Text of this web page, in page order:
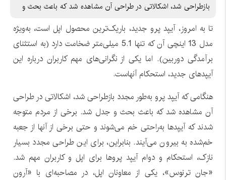
بازطراحی شد، اشکالاتی در طراحی آن مشاهده شد که باعث بحث و
تا به امروز، آیپد پرو جدید، باریک‌ترین محصول اپل است، به‌ویژه
مدل 13 اینچی آن که تنها 5.1 میلی‌متر ضخامت دارد (به استثنای
برآمدگی دوربین). اما یکی از نگرانی‌های مهم کاربران درباره این
آیپدهای جدید، استحکام آنهاست.
هنگامی که آیپد پرو به‌طور مجدد بازطراحی شد، اشکالاتی در طراحی
آن مشاهده شد که باعث بحث و جدل شد. برخی از مردم متوجه
شدند که آیپدها به‌راحتی خم می‌شوند و حتی برخی از آنها از جعبه
خم‌شده به بیرون می‌آیند. بنابراین، برای این طراحی مجدد بسیار
نازک، استحکام و دوام آیپد پروها برای اپل و کاربران مهم شد.
«جان ترنوس»، یکی از معاونان اپل، در مصاحبه‌ای با «آرون